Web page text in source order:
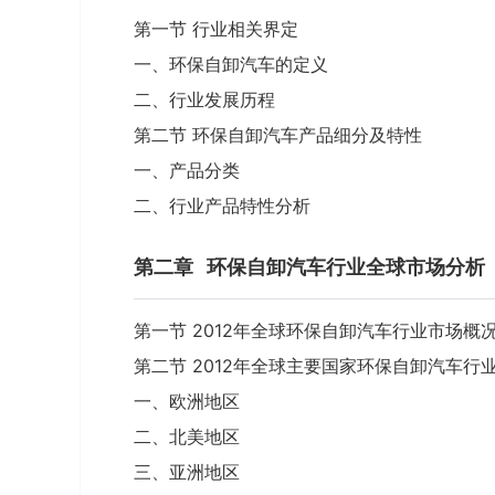
第一节 行业相关界定
一、环保自卸汽车的定义
二、行业发展历程
第二节 环保自卸汽车产品细分及特性
一、产品分类
二、行业产品特性分析
第二章 环保自卸汽车行业全球市场分析
第一节 2012年全球环保自卸汽车行业市场概
第二节 2012年全球主要国家环保自卸汽车行
一、欧洲地区
二、北美地区
三、亚洲地区